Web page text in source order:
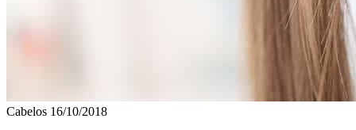
Cabelos 16/10/2018